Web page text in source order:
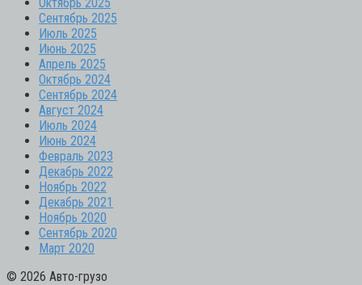
Сентябрь 2025
Июль 2025
Июнь 2025
Апрель 2025
Октябрь 2024
Сентябрь 2024
Август 2024
Июль 2024
Июнь 2024
Февраль 2023
Декабрь 2022
Ноябрь 2022
Декабрь 2021
Ноябрь 2020
Сентябрь 2020
Март 2020
© 2026 Авто-грузо